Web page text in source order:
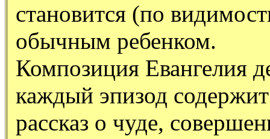
становится (по
обычным ребенком.
Композиция Евангелия
каждый эпизод содержит
рассказ о чуде,